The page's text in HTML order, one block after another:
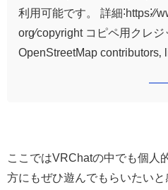
利用可能です。 詳細
org⁄copyright コピペ用クレ
OpenStreetMap contributors‚
ここではVRChatの中でも個人
方にもぜひ遊んでもらいたい